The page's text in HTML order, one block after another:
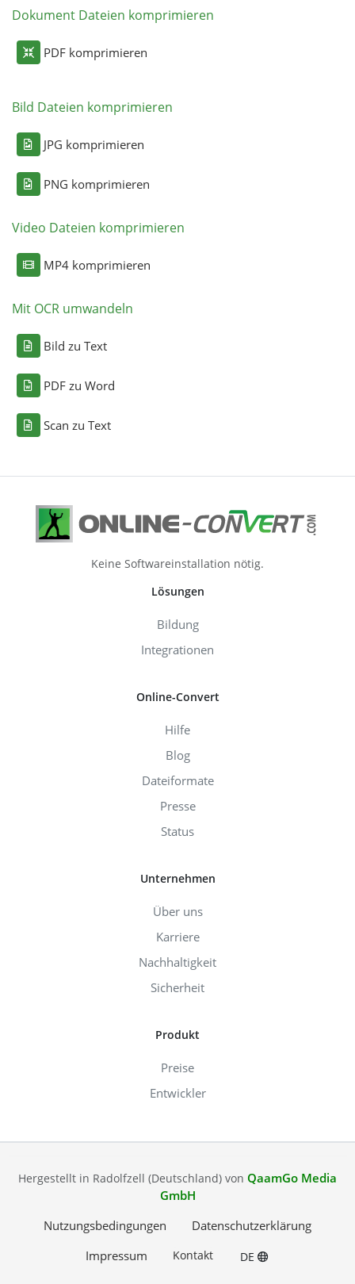
Dokument Dateien komprimieren
PDF komprimieren
Bild Dateien komprimieren
JPG komprimieren
PNG komprimieren
Video Dateien komprimieren
MP4 komprimieren
Mit OCR umwandeln
Bild zu Text
PDF zu Word
Scan zu Text
Keine Softwareinstallation nötig.
Lösungen
Bildung
Integrationen
Online-Convert
Hilfe
Blog
Dateiformate
Presse
Status
Unternehmen
Über uns
Karriere
Nachhaltigkeit
Sicherheit
Produkt
Preise
Entwickler
Hergestellt in Radolfzell (Deutschland) von QaamGo Media
GmbH
Nutzungsbedingungen
Datenschutzerklärung
Impressum
Kontakt DE